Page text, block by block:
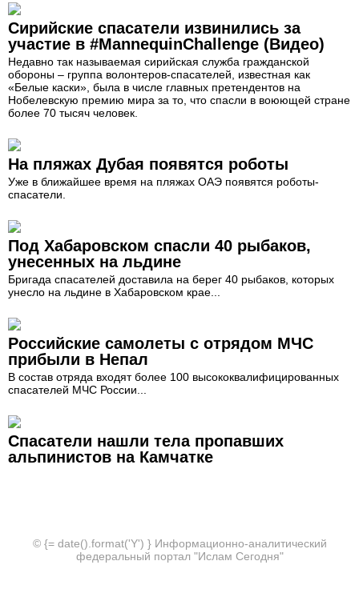
Сирийские спасатели извинились за
участие в #MannequinChallenge (Видео)
Недавно так называемая сирийская служба гражданской
обороны – группа волонтеров-спасателей, известная как
«Белые каски», была в числе главных претендентов на
Нобелевскую премию мира за то, что спасли в воюющей стране
более 70 тысяч человек.
На пляжах Дубая появятся роботы
Уже в ближайшее время на пляжах ОАЭ появятся роботы-
спасатели.
Под Хабаровском спасли 40 рыбаков,
унесенных на льдине
Бригада спасателей доставила на берег 40 рыбаков, которых
унесло на льдине в Хабаровском крае...
Российские самолеты с отрядом МЧС
прибыли в Непал
В состав отряда входят более 100 высококвалифицированных
спасателей МЧС России...
Спасатели нашли тела пропавших
альпинистов на Камчатке
© {= date().format('Y') } Информационно-аналитический
федеральный портал "Ислам Сегодня"